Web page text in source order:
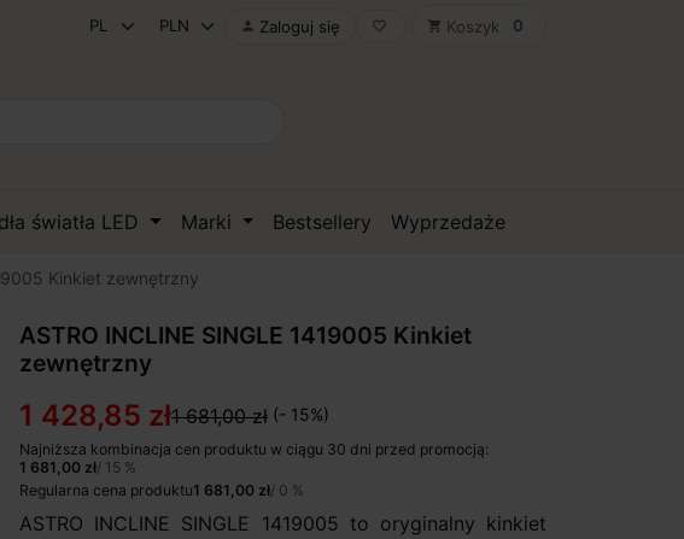
 Zaloguj się favorite_border shopping_cart Koszyk 0
światła LED Marki Bestsellery Wyprzedaże
Kinkiet zewnętrzny
ASTRO INCLINE SINGLE 1419005 Kinkiet
zewnętrzny
1 428,85 zł1 681,00 zł (- 15%)
Najniższa kombinacja cen produktu w ciągu 30 dni przed promocją:
1 681,00 zł/ 15 %
Regularna cena produktu1 681,00 zł/ 0 %
ASTRO INCLINE SINGLE 1419005 to oryginalny kinkiet